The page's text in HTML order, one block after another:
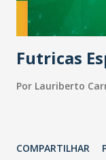
Futricas
Por Lauriberto
COMPARTILHAR